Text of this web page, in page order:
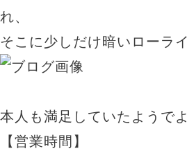
れ、
そこに少しだけ暗いローラ
本人も満足していたようで
【営業時間】